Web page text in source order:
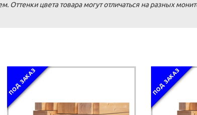
цвета товара могут отличаться на разных
ПОД ЗАКАЗ ПОД ЗАКАЗ